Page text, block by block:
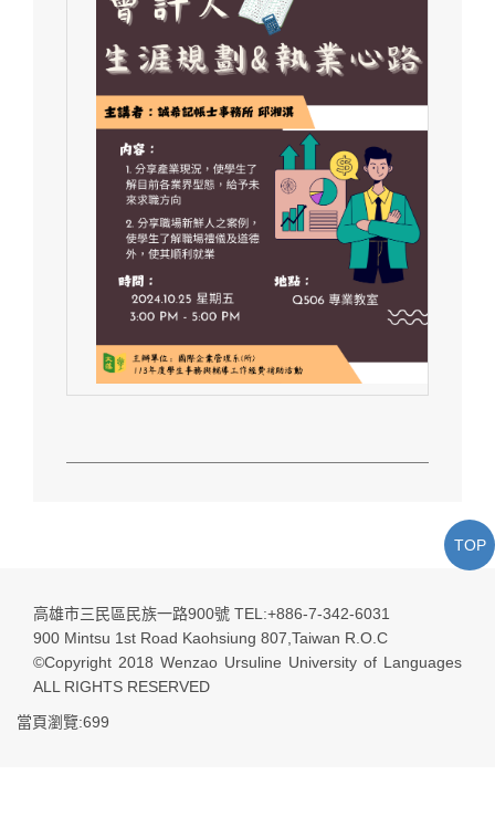
高雄市三民區民族一路900號 TEL:+886-7-342-6031
900 Mintsu 1st Road Kaohsiung 807,Taiwan R.O.C
©Copyright 2018 Wenzao Ursuline University of Languages
ALL RIGHTS RESERVED
當頁瀏覽:699
TOP